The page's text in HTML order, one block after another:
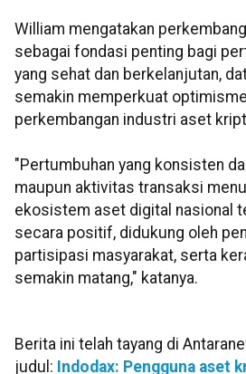
William mengatakan
sebagai fondasi penting bagi
yang sehat dan berkelanjutan,
semakin memperkuat
perkembangan industri aset
"Pertumbuhan yang konsisten
maupun aktivitas transaksi
ekosistem aset digital nasional
secara positif, didukung oleh
partisipasi masyarakat, serta
semakin matang," katanya.
Berita ini telah tayang di
judul: Indodax: Pengguna aset